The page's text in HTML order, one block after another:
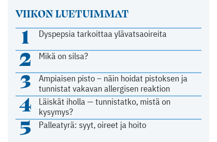
VIIKON LUETUIMMAT
1 Dyspepsia tarkoittaa ylävatsaoireita
2 Mikä on silsa?
3
Ampiaisen pisto – näin hoidat pistoksen ja
tunnistat vakavan allergisen reaktion
4
Läiskät iholla — tunnistatko, mistä on
kysymys?
5 Palleatyrä: syyt, oireet ja hoito